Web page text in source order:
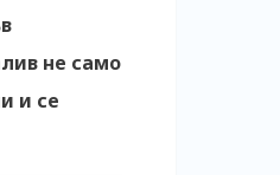
не само
и се